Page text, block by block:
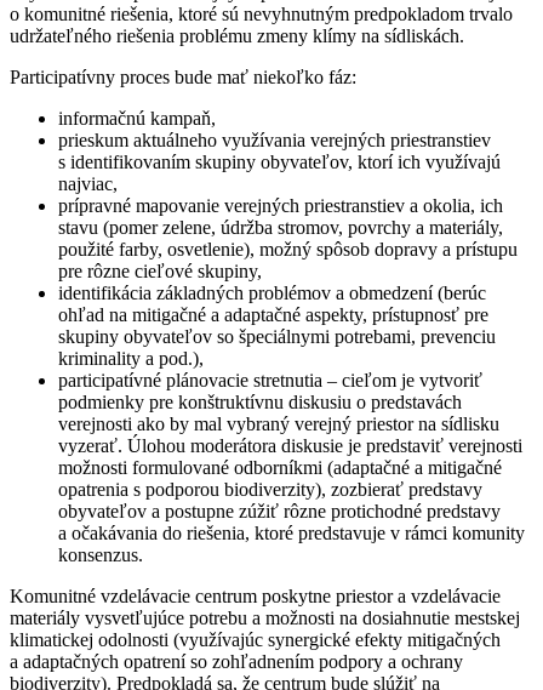
o komunitné riešenia, ktoré sú nevyhnutným predpokladom trvalo
udržateľného riešenia problému zmeny klímy na sídliskách.
Participatívny proces bude mať niekoľko fáz:
informačnú kampaň,
prieskum aktuálneho využívania verejných priestranstiev
s identifikovaním skupiny obyvateľov, ktorí ich využívajú
najviac,
prípravné mapovanie verejných priestranstiev a okolia, ich
stavu (pomer zelene, údržba stromov, povrchy a materiály,
použité farby, osvetlenie), možný spôsob dopravy a prístupu
pre rôzne cieľové skupiny,
identifikácia základných problémov a obmedzení (berúc
ohľad na mitigačné a adaptačné aspekty, prístupnosť pre
skupiny obyvateľov so špeciálnymi potrebami, prevenciu
kriminality a pod.),
participatívné plánovacie stretnutia – cieľom je vytvoriť
podmienky pre konštruktívnu diskusiu o predstavách
verejnosti ako by mal vybraný verejný priestor na sídlisku
vyzerať. Úlohou moderátora diskusie je predstaviť verejnosti
možnosti formulované odborníkmi (adaptačné a mitigačné
opatrenia s podporou biodiverzity), zozbierať predstavy
obyvateľov a postupne zúžiť rôzne protichodné predstavy
a očakávania do riešenia, ktoré predstavuje v rámci komunity
konsenzus.
Komunitné vzdelávacie centrum poskytne priestor a vzdelávacie
materiály vysvetľujúce potrebu a možnosti na dosiahnutie mestskej
klimatickej odolnosti (využívajúc synergické efekty mitigačných
a adaptačných opatrení so zohľadnením podpory a ochrany
biodiverzity). Predpokladá sa, že centrum bude slúžiť na